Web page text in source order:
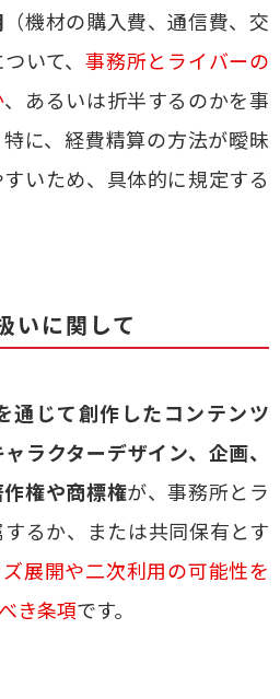
（機材の購入費、通信費、交
いて、事務所とライバーの
、あるいは折半するのかを事
に、経費精算の方法が曖昧
いため、具体的に規定する
いに関して
通じて創作したコンテンツ
ラクターデザイン、企画、
権や商標権が、事務所とラ
るか、または共同保有とす
展開や二次利用の可能性を
き条項です。